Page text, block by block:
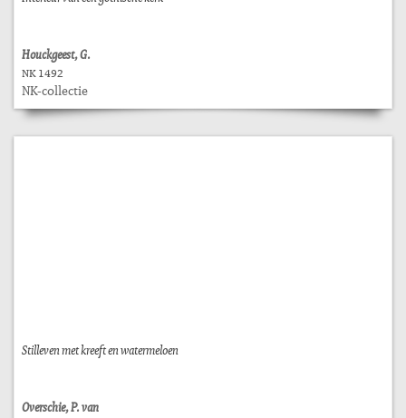
Houckgeest, G.
NK 1492
NK-collectie
Stilleven met kreeft en watermeloen
Overschie, P. van